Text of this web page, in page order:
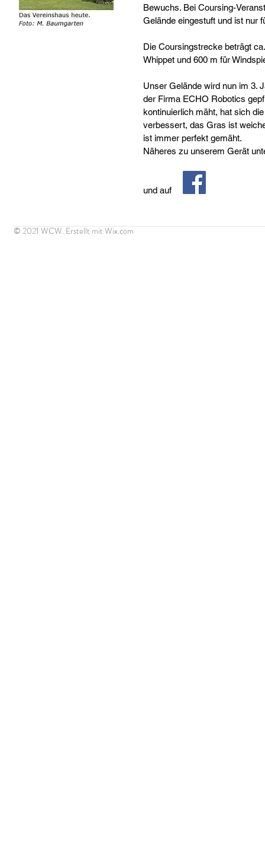
Bewuchs. Bei Coursing-
Gelände eingestuft und ist nur
Die Coursingstrecke beträgt
Whippet und 600 m für
Unser Gelände wird nun im 3.
der Firma ECHO Robotics
kontinuierlich mäht, hat sich
verbessert, das Gras ist
ist immer perfekt gemäht.
Näheres zu unserem Gerät
und auf
© 2021 WCW. Erstellt mit Wix.com